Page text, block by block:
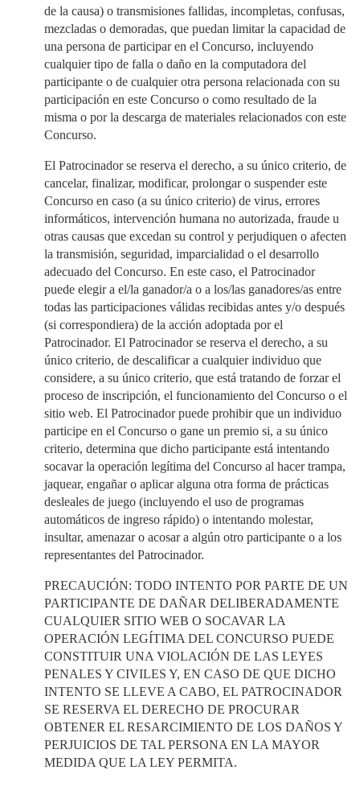
de la causa) o transmisiones fallidas, incompletas, confusas,
mezcladas o demoradas, que puedan limitar la capacidad de
una persona de participar en el Concurso, incluyendo
cualquier tipo de falla o daño en la computadora del
participante o de cualquier otra persona relacionada con su
participación en este Concurso o como resultado de la
misma o por la descarga de materiales relacionados con este
Concurso.
El Patrocinador se reserva el derecho, a su único criterio, de
cancelar, finalizar, modificar, prolongar o suspender este
Concurso en caso (a su único criterio) de virus, errores
informáticos, intervención humana no autorizada, fraude u
otras causas que excedan su control y perjudiquen o afecten
la transmisión, seguridad, imparcialidad o el desarrollo
adecuado del Concurso. En este caso, el Patrocinador
puede elegir a el/la ganador/a o a los/las ganadores/as entre
todas las participaciones válidas recibidas antes y/o después
(si correspondiera) de la acción adoptada por el
Patrocinador. El Patrocinador se reserva el derecho, a su
único criterio, de descalificar a cualquier individuo que
considere, a su único criterio, que está tratando de forzar el
proceso de inscripción, el funcionamiento del Concurso o el
sitio web. El Patrocinador puede prohibir que un individuo
participe en el Concurso o gane un premio si, a su único
criterio, determina que dicho participante está intentando
socavar la operación legítima del Concurso al hacer trampa,
jaquear, engañar o aplicar alguna otra forma de prácticas
desleales de juego (incluyendo el uso de programas
automáticos de ingreso rápido) o intentando molestar,
insultar, amenazar o acosar a algún otro participante o a los
representantes del Patrocinador.
PRECAUCIÓN: TODO INTENTO POR PARTE DE UN
PARTICIPANTE DE DAÑAR DELIBERADAMENTE
CUALQUIER SITIO WEB O SOCAVAR LA
OPERACIÓN LEGÍTIMA DEL CONCURSO PUEDE
CONSTITUIR UNA VIOLACIÓN DE LAS LEYES
PENALES Y CIVILES Y, EN CASO DE QUE DICHO
INTENTO SE LLEVE A CABO, EL PATROCINADOR
SE RESERVA EL DERECHO DE PROCURAR
OBTENER EL RESARCIMIENTO DE LOS DAÑOS Y
PERJUICIOS DE TAL PERSONA EN LA MAYOR
MEDIDA QUE LA LEY PERMITA.